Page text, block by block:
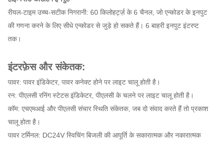
रीयल-टाइम उच्च-सटीक निगरानी: 60 किलोहर्ट्ज़ के 6 चैनल, जो एन्कोडर के इनपुट
की गणना करने के लिए सीधे एन्कोडर से जुड़े हो सकते हैं। 6 बाहरी इनपुट इंटरप्ट
तक।
इंटरफ़ेस और संकेतक:
पावर: पावर इंडिकेटर, पावर कनेक्ट होने पर लाइट चालू होती है।
रन: पीएलसी रनिंग स्टेटस इंडिकेटर, पीएलसी के चलने पर लाइट चालू होती है।
कॉम: एचएमआई और पीएलसी संचार स्थिति संकेतक, जब दो संवाद करते हैं तो प्रकाश
चालू होता है।
पावर टर्मिनल: DC24V स्विचिंग बिजली की आपूर्ति के सकारात्मक और नकारात्मक